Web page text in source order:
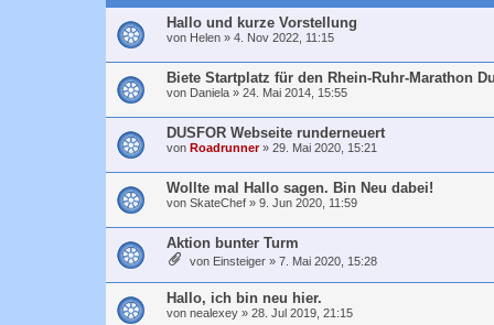
Hallo und kurze Vorstellung
von Helen » 4. Nov 2022, 11:15
Biete Startplatz für den Rhein-Ruhr-Marathon
von Daniela » 24. Mai 2014, 15:55
DUSFOR Webseite runderneuert
von Roadrunner» 29. Mai 2020, 15:21
Wollte mal Hallo sagen. Bin Neu dabei!
von SkateChef » 9. Jun 2020, 11:59
Aktion bunter Turm
von Einsteiger » 7. Mai 2020, 15:28
Hallo, ich bin neu hier.
von nealexey » 28. Jul 2019, 21:15